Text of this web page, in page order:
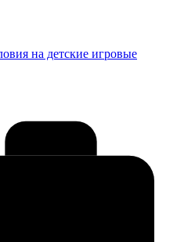
на детские игровые